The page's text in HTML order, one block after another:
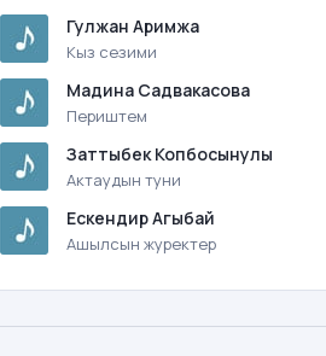
Гулжан Аримжа
Кыз сезими
Мадина Садвакасова
Периштем
Заттыбек Копбосынулы
Актаудын туни
Ескендир Агыбай
Ашылсын журектер